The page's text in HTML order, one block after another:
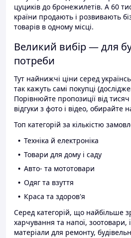
цуциків до бронежилетів. А 60
країни продають і розвивають
товарів в одному місці.
Великий вибір — для
потреби
Тут найнижчі ціни серед
так кажуть самі покупці
Порівнюйте пропозиції від
відгуки з фото і відео, обирайте
Топ категорій за кількістю
Техніка й електроніка
Товари для дому і саду
Авто- та мототовари
Одяг та взуття
Краса та здоров'я
Серед категорій, що найбільше
харчування та напої, зоотовари,
матеріали для ремонту,